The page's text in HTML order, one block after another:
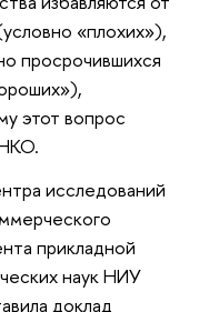
«плохих»),
просрочившихся
этот вопрос
исследований
прикладной
наук НИУ
доклад